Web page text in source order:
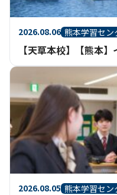
2026.08.06 熊本学習セン
【天草本校】【熊本
2026.08.05 熊本学習セン